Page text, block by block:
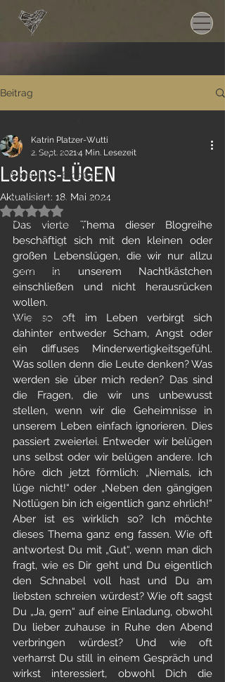
Beitrag
Alle Beiträge
Schallherz BlogCast
Musikalischer Jahreskalender
Mitternachtslyrik
Coffee Shot
Sonderblog
soundArt Kids on Tour
sound libraries
Lebens-LÜGEN
Katrin Platzer-Wutti
2. Sept. 20214 Min. Lesezeit
Aktualisiert: 18. Mai 2024
Mit NaN von 5 Sternen bewertet.
Das vierte Thema dieser Blogreihe
beschäftigt sich mit den kleinen oder
großen Lebenslügen, die wir nur allzu
gern in unserem Nachtkästchen
einschließen und nicht herausrücken
wollen.
Wie so oft im Leben verbirgt sich
dahinter entweder Scham, Angst oder
ein diffuses Minderwertigkeitsgefühl.
Was sollen denn die Leute denken? Was
werden sie über mich reden? Das sind
die Fragen, die wir uns unbewusst
stellen, wenn wir die Geheimnisse in
unserem Leben einfach ignorieren. Dies
passiert zweierlei. Entweder wir belügen
uns selbst oder wir belügen andere. Ich
höre dich jetzt förmlich: „Niemals, ich
lüge nicht!“ oder „Neben den gängigen
Notlügen bin ich eigentlich ganz ehrlich!“
Aber ist es wirklich so? Ich möchte
dieses Thema ganz eng fassen. Wie oft
antwortest Du mit „Gut“, wenn man dich
fragt, wie es Dir geht und Du eigentlich
den Schnabel voll hast und Du am
liebsten schreien würdest? Wie oft sagst
Du „Ja, gern“ auf eine Einladung, obwohl
Du lieber zuhause in Ruhe den Abend
verbringen würdest? Und wie oft
verharrst Du still in einem Gespräch und
wirkst interessiert, obwohl Dich die